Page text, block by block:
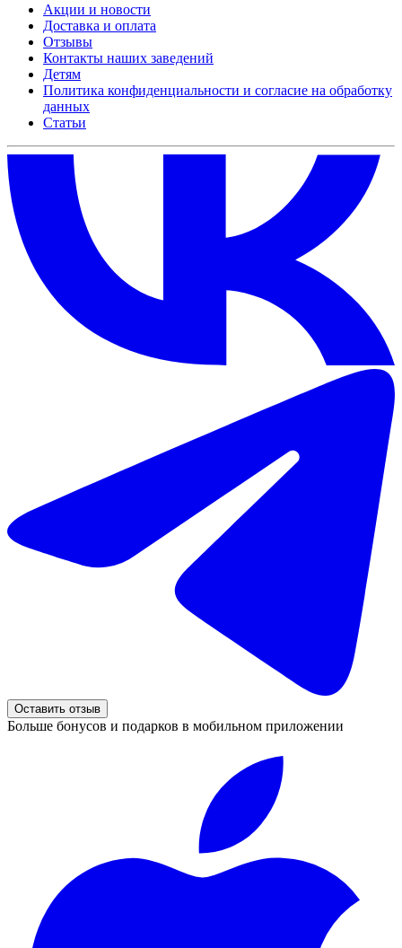
Акции и новости
Доставка и оплата
Отзывы
Контакты наших заведений
Детям
Политика конфиденциальности и согласие на обработку
данных
Статьи
Оставить отзыв
Больше бонусов и подарков в мобильном приложении